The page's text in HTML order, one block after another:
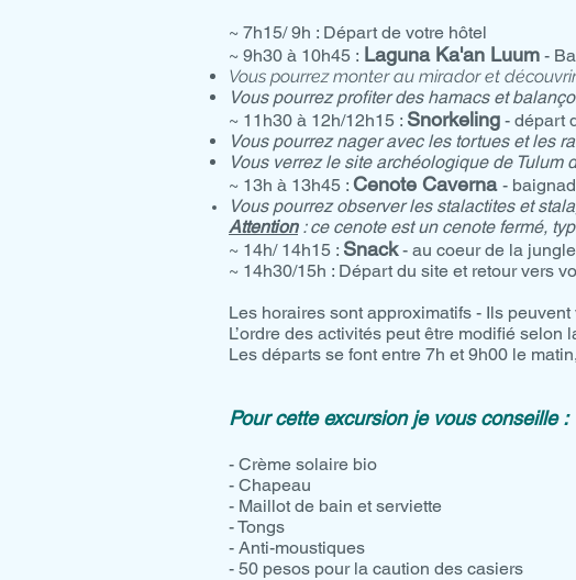
~ 7h15/ 9h : Départ de votre hôtel
~ 9h30 à 10h45 : Laguna Ka'an Luum -
Vous pourrez monter au mirador et
Vous pourrez profiter des hamacs et
~ 11 h30 à 12h/12h15 : Snorkeling - départ
Vous pourrez nager avec les tortues et les
Vous verrez le site archéologique de Tulum
~ 13h à 13h45 : Cenote Caverna -
Vous pourrez observer les stalactites et
Attention: ce cenote est un cenote fermé,
~ 14h/ 14h15 : Snack- au coeur de la jungle
~ 14h30/15h : Départ du site et retour vers
Les horaires sont approximatifs - Ils
L’ordre des activités peut être modifié selon
Les départs se font entre 7h et 9h00 le
Pour cette excursion je vous conseille :
- Crème solaire bio
- Chapeau
- Maillot de bain et serviette
- Tongs
- Anti-moustiques
- 50 pesos pour la caution des casiers